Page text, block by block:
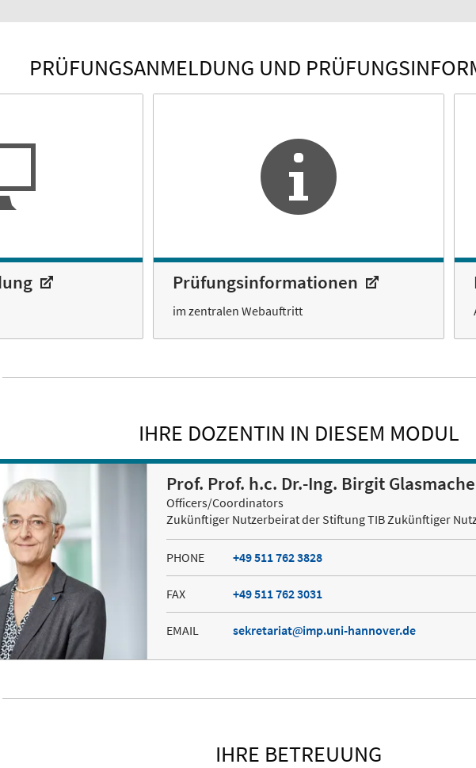
PRÜFUNGSANMELDUNG UND
Prüfungsinformationen
im zentralen Webauftritt
IHRE DOZENTIN IN DIESEM MODUL
Prof. Prof. h.c. Dr.-Ing. Birgit
Officers/Coordinators
Zukünftiger Nutzerbeirat der Stiftung TIB Zukünftiger
PHONE +49 511 762 3828
FAX +49 511 762 3031
EMAIL sekretariat imp.uni-hannover.de
IHRE BETREUUNG